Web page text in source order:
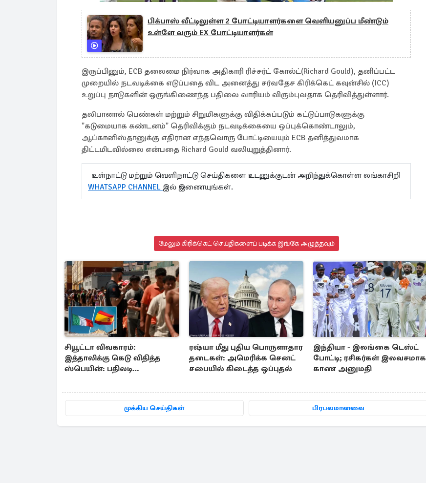
பிக்பாஸ் வீட்டிலுள்ள 2 போட்டியாளர்களை வெளியனுப்ப மீண்டும்
உள்ளே வரும் EX போட்டியாளர்கள்
இருப்பினும், ECB தலைமை நிர்வாக அதிகாரி ரிச்சர்ட் கோல்ட்(Richard Gould), தனிப்பட்ட
முறையில் நடவடிக்கை எடுப்பதை விட அனைத்து சர்வதேச கிரிக்கெட் கவுன்சில் (ICC)
உறுப்பு நாடுகளின் ஒருங்கிணைந்த பதிலை வாரியம் விரும்புவதாக தெரிவித்துள்ளார்.
தலிபானால் பெண்கள் மற்றும் சிறுமிகளுக்கு விதிக்கப்படும் கட்டுப்பாடுகளுக்கு
"கடுமையாக கண்டனம்" தெரிவிக்கும் நடவடிக்கையை ஒப்புக்கொண்டாலும்,
ஆப்கானிஸ்தானுக்கு எதிரான எந்தவொரு போட்டியையும் ECB தனித்துவமாக
திட்டமிடவில்லை என்பதை Richard Gould வலியுறுத்தினார்.
உள்நாட்டு மற்றும் வெளிநாட்டு செய்திகளை உடனுக்குடன் அறிந்துக்கொள்ள லங்காசிறி
WHATSAPP CHANNEL இல் இணையுங்கள்.
மேலும் கிரிக்கெட் செய்திகளைப் படிக்க இங்கே அழுத்தவும்
சியூட்டா விவகாரம்:
இத்தாலிக்கு கெடு விதித்த
ஸ்பெயின்: பதிலடி
ரஷ்யா மீது புதிய பொருளாதார
தடைகள்: அமெரிக்க செனட்
சபையில் கிடைத்த ஒப்புதல்
இந்தியா - இலங்கை டெஸ்ட்
போட்டி; ரசிகர்கள் இலவசமாக
காண அனுமதி
முக்கிய செய்திகள் பிரபலமானவை